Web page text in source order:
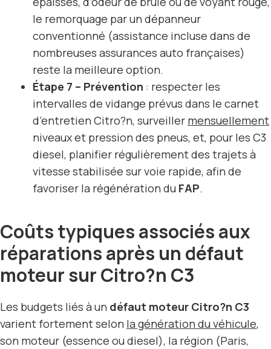
le remorquage par un dépanneur
conventionné (assistance incluse dans de
nombreuses assurances auto françaises)
reste la meilleure option.
Étape 7 – Prévention : respecter les
intervalles de vidange prévus dans le carnet
d’entretien Citro?n, surveiller mensuellement
niveaux et pression des pneus, et, pour les C3
diesel, planifier régulièrement des trajets à
vitesse stabilisée sur voie rapide, afin de
favoriser la régénération du FAP.
Coûts typiques associés aux
réparations après un défaut
moteur sur Citro?n C3
Les budgets liés à un défaut moteur Citro?n C3
varient fortement selon la génération du véhicule,
son moteur (essence ou diesel), la région (Paris,